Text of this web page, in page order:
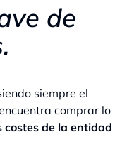
de
siempre el
comprar lo
de la entidad